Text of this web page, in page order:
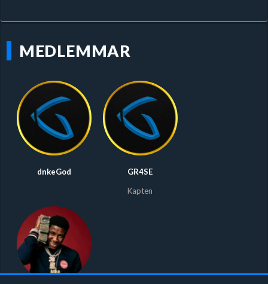
MEDLEMMAR
dnkeGod
GR4SE
Kapten